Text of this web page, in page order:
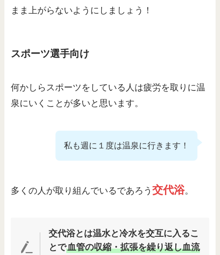
まま上がらないようにしましょう！
スポーツ選手向け
何かしらスポーツをしている人は疲労を取りに温
泉にいくことが多いと思います。
私も週に１度は温泉に行きます！
多くの人が取り組んでいるであろう交代浴。
交代浴とは温水と冷水を交互に入るこ
とで血管の収縮・拡張を繰り返し血流